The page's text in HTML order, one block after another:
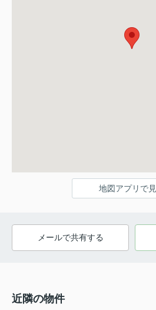
地図アプリで
メールで共有する
近隣の物件